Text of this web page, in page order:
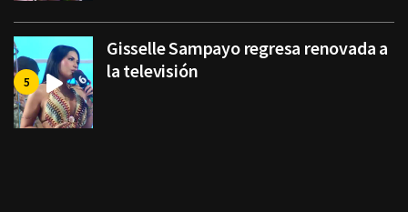
Gisselle Sampayo regresa renovada a
la televisión